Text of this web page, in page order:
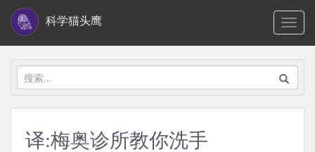
i
科学猫头鹰
搜
索：
译:梅奥诊所教你洗手